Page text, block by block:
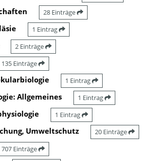
28 Einträge
1 Eintrag
2 Einträge
135 Einträge
1 Eintrag
Allgemeines 1 Eintrag
1 Eintrag
Umweltschutz 20 Einträge
707 Einträge